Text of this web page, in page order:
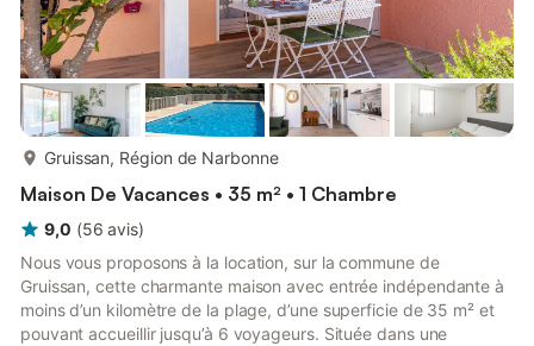
Gruissan, Région de Narbonne
Maison De Vacances • 35 m² • 1 Chambre
9,0 (56 avis)
Nous vous proposons à la location, sur la commune de
Gruissan, cette charmante maison avec entrée indépendante à
moins d’un kilomètre de la plage, d’une superficie de 35 m² et
pouvant accueillir jusqu’à 6 voyageurs. Située dans une